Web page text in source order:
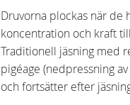
Druvorna plockas när de
koncentration och kraft
Traditionell jäsning med
pigéage (nedpressning
och fortsätter efter